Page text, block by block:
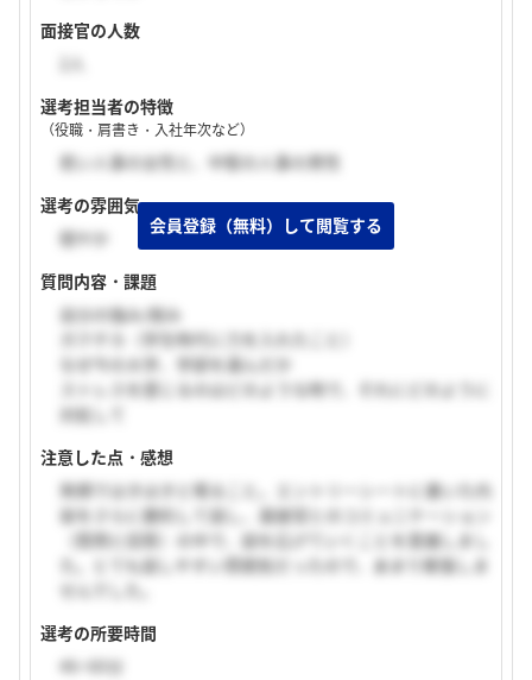
面接官の人数
選考担当者の特徴
（役職・肩書き・入社年次など）
若い人事の女性と、中堅の人事の男性
選考の雰囲気
穏やか
質問内容・課題
自分の強み/弱み
ガクチカ（学生時代に力を入れたこと）
なぜ今の大学、学部を選んだか
ストレスを感じるのはどのような時で、それにどのように
対処して
注意した点・感想
笑顔ではきはきと喋ること。エントリーシートに書いた内
容をさらに要約して話し、面接官とのコミュニケーション
（質問と回答）の中で、話を広げていくことを意識しまし
た。とても話しやすい雰囲気だったので、あまり緊張しま
せんでした。
選考の所要時間
46~60分